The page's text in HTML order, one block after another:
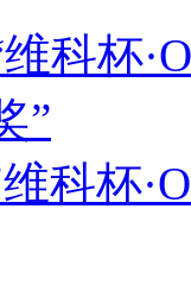
科杯
”
科杯